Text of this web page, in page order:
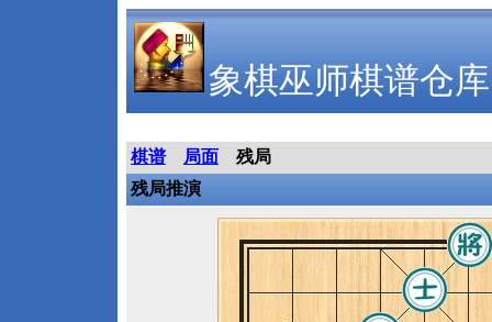
象棋巫师棋谱仓库
棋谱 局面
残局
残局推演